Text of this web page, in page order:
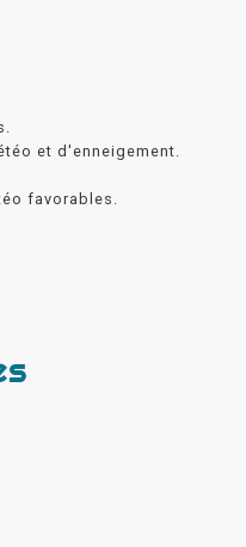
et d'enneigement.
favorables.